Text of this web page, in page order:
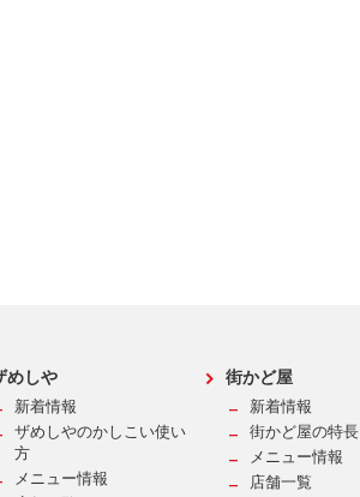
めしや
新着情報
ザめしやのかしこい使い
方
メニュー情報
街かど屋
新着情報
街かど屋の特長
メニュー情報
店舗一覧